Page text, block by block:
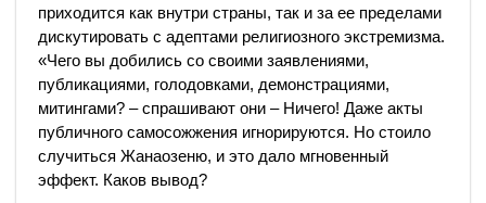
приходится как внутри страны, так и за ее пределами
дискутировать с адептами религиозного экстремизма.
«Чего вы добились со своими заявлениями,
публикациями, голодовками, демонстрациями,
митингами? – спрашивают они – Ничего! Даже акты
публичного самосожжения игнорируются. Но стоило
случиться Жанаозеню, и это дало мгновенный
эффект. Каков вывод?